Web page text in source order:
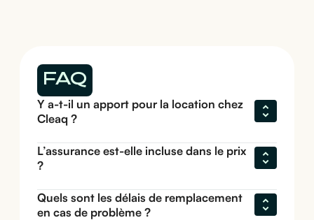
FAQ
Y a-t-il un apport pour la location chez
Cleaq ?
L’assurance est-elle incluse dans le prix
?
Quels sont les délais de remplacement
en cas de problème ?